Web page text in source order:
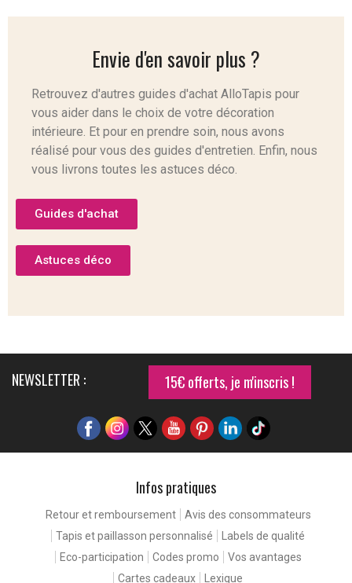
Envie d'en savoir plus ?
Retrouvez d'autres guides d'achat AlloTapis pour
vous aider dans le choix de votre décoration
intérieure. Et pour en prendre soin, nous avons
réalisé pour vous des guides d'entretien. Enfin, nous
vous livrons toutes les astuces déco.
Guides d'achat
Astuces déco
NEWSLETTER : 15€ offerts, je m'inscris !
Infos pratiques
Retour et remboursement
Avis des consommateurs
Tapis et paillasson personnalisé
Labels de qualité
Eco-participation
Codes promo
Vos avantages
Cartes cadeaux
Lexique